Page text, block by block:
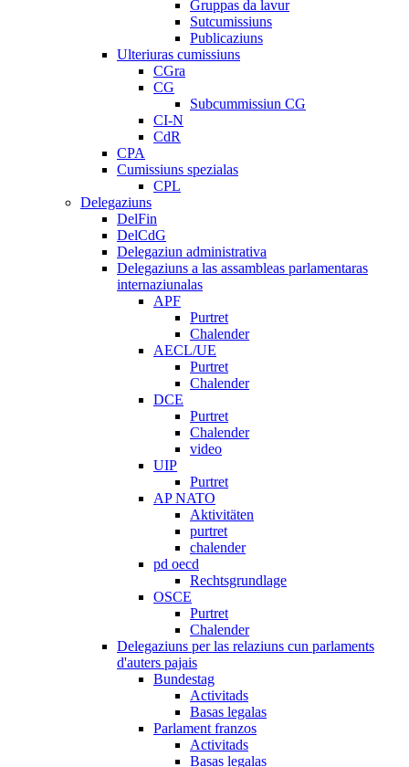
Gruppas da lavur
Sutcumissiuns
Publicaziuns
Ulteriuras cumissiuns
CGra
CG
Subcummissiun CG
CI-N
CdR
CPA
Cumissiuns spezialas
CPL
Delegaziuns
DelFin
DelCdG
Delegaziun administrativa
Delegaziuns a las assambleas parlamentaras
internaziunalas
APF
Purtret
Chalender
AECL/UE
Purtret
Chalender
DCE
Purtret
Chalender
video
UIP
Purtret
AP NATO
Aktivitäten
purtret
chalender
pd oecd
Rechtsgrundlage
OSCE
Purtret
Chalender
Delegaziuns per las relaziuns cun parlaments
d'auters pajais
Bundestag
Activitads
Basas legalas
Parlament franzos
Activitads
Basas legalas